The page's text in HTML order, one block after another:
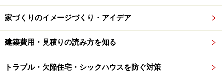
現在用意されている住宅ローン減税や投資減税、省エネ
果は出にくいので、ぜひ検討したいところです。
家づくりのイメージづくり・アイデア
建築費用・見積りの読み方を知る
トラブル・欠陥住宅・シックハウスを防ぐ対策